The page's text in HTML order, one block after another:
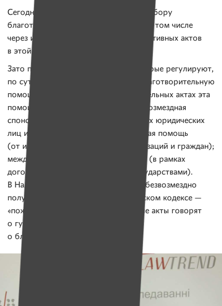
Сегодня растет количество акций по сбору
благотворительных пожертвований (в том числе
через интернет), но каких-либо нормативных актов
в этой сфере нет, отмечает Ольга.
Зато прописано много понятий, которые регулируют,
по сути, один и тот же процесс — благотворительную
помощь. Правда, в разных законодательных актах эта
помощь называется по-разному: безвозмездная
спонсорская помощь (от белорусских юридических
лиц и ИП); иностранная безвозмездная помощь
(от иностранных государств, организаций и граждан);
международная техническая помощь (в рамках
договоров и соглашений между государствами).
В Налоговом кодексе есть понятие «безвозмездно
полученное имущество». В Гражданском кодексе —
«пожертвование». Одни нормативные акты говорят
о гуманитарных целях, другие —
о благотворительных.